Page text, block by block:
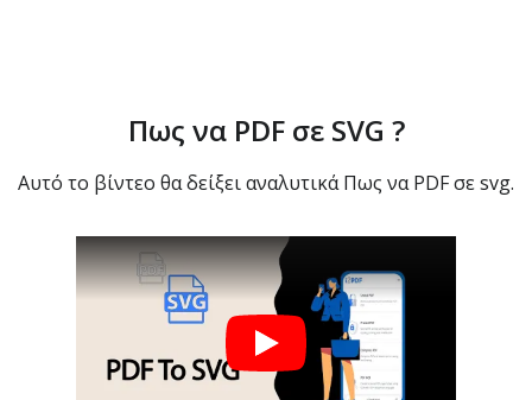
Πως να PDF σε SVG ?
Αυτό το βίντεο θα δείξει αναλυτικά Πως να PDF σε svg.